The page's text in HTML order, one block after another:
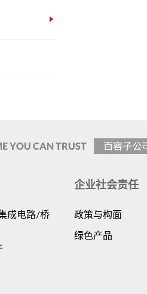
成电路/桥
企业社会责任
政策与构面
绿色产品